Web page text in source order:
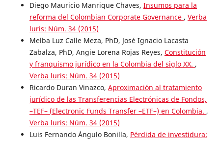
Diego Mauricio Manrique Chaves, Insumos para la
reforma del Colombian Corporate Governance , Verba
luris: Núm. 34 (2015)
Melba Luz Calle Meza, PhD, José Ignacio Lacasta
Zabalza, PhD, Angie Lorena Rojas Reyes, Constitución
y franquismo jurídico en la Colombia del siglo XX. ,
Verba luris: Núm. 34 (2015)
Ricardo Duran Vinazco, Aproximación al tratamiento
jurídico de las Transferencias Electrónicas de Fondos,
–TEF– (Electronic Funds Transfer –ETF–) en Colombia. ,
Verba luris: Núm. 34 (2015)
Luis Fernando Ángulo Bonilla, Pérdida de investidura: